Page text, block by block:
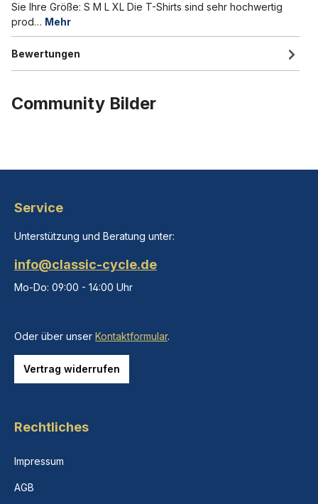
Sie Ihre Größe: S M L XL Die T-Shirts sind sehr hochwertig
prod… Mehr
Bewertungen
Community Bilder
Service
Unterstützung und Beratung unter:
info@classic-cycle.de
Mo-Do: 09:00 - 14:00 Uhr
Oder über unser Kontaktformular.
Vertrag widerrufen
Rechtliches
Impressum
AGB